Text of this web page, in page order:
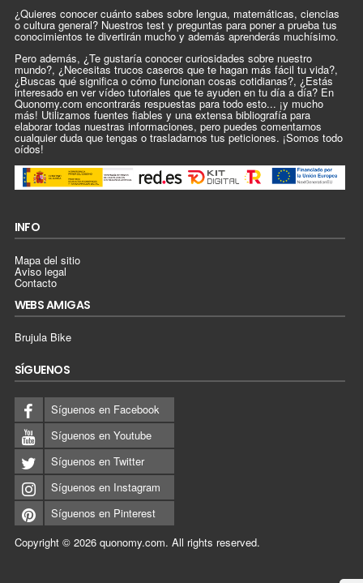
¿Quieres conocer cuánto sabes sobre lengua, matemáticas, ciencias
o cultura general? Nuestros test y preguntas para poner a prueba tus
conocimientos te divertirán mucho y además aprenderás muchísimo.
Pero además, ¿Te gustaría conocer curiosidades sobre nuestro
mundo?, ¿Necesitas trucos caseros que te hagan más fácil tu vida?,
¿Buscas qué significa o cómo funcionan cosas cotidianas?, ¿Estás
interesado en ver vídeo tutoriales que te ayuden en tu día a día? En
Quonomy.com encontrarás respuestas para todo esto... ¡y mucho
más! Utilizamos fuentes fiables y una extensa bibliografía para
elaborar todas nuestras informaciones, pero puedes comentarnos
cualquier duda que tengas o trasladarnos tus peticiones. ¡Somos todo
oídos!
INFO
Mapa del sitio
Aviso legal
Contacto
WEBS AMIGAS
Brujula Bike
SÍGUENOS
Síguenos en Facebook
Síguenos en Youtube
Síguenos en Twitter
Síguenos en Instagram
Síguenos en Pinterest
Copyright © 2026 quonomy.com. All rights reserved.